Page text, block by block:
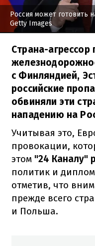
Россия может готовить
Getty Images
Страна-агрессор
с Финляндией,
российские
обвиняли эти
нападению на
Учитывая это,
провокации,
этом "24 Каналу"
политик и
отметив, что
прежде всего
и Польша.